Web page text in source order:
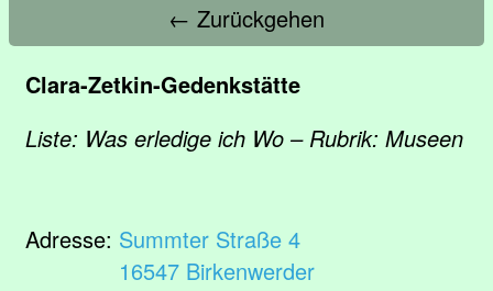
← Zurückgehen
Clara-Zetkin-Gedenkstätte
Liste: Was erledige ich Wo – Rubrik: Museen
Adresse: Summter Straße 4
16547 Birkenwerder